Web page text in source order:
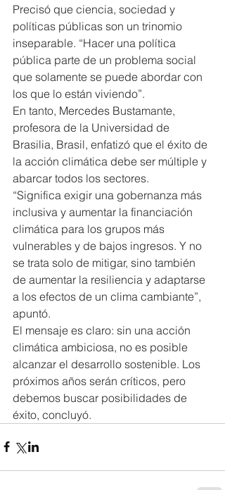
Precisó que ciencia, sociedad y
políticas públicas son un trinomio
inseparable. “Hacer una política
pública parte de un problema social
que solamente se puede abordar con
los que lo están viviendo”.
En tanto, Mercedes Bustamante,
profesora de la Universidad de
Brasilia, Brasil, enfatizó que el éxito de
la acción climática debe ser múltiple y
abarcar todos los sectores.
“Significa exigir una gobernanza más
inclusiva y aumentar la financiación
climática para los grupos más
vulnerables y de bajos ingresos. Y no
se trata solo de mitigar, sino también
de aumentar la resiliencia y adaptarse
a los efectos de un clima cambiante”,
apuntó.
El mensaje es claro: sin una acción
climática ambiciosa, no es posible
alcanzar el desarrollo sostenible. Los
próximos años serán críticos, pero
debemos buscar posibilidades de
éxito, concluyó.